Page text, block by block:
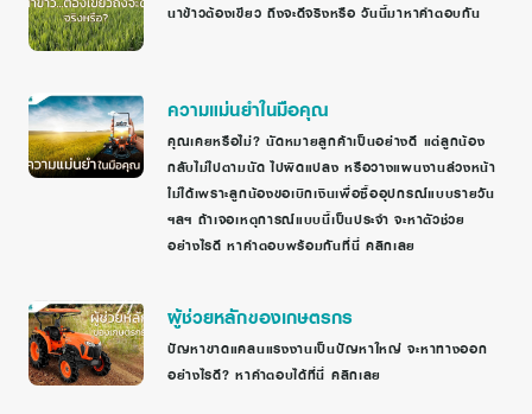
นาข้าวต้องเขียว ถึงจะดีจริงหรือ วันนี้มาหาคำตอบกัน
ความแม่นยำในมือคุณ
คุณเคยหรือไม่? นัดหมายลูกค้าเป็นอย่างดี แต่ลูกน้อง
กลับไม่ไปตามนัด ไปผิดแปลง หรือวางแผนงานล่วงหน้า
ไม่ได้เพราะลูกน้องขอเบิกเงินเพื่อซื้ออุปกรณ์แบบรายวัน
ฯลฯ ถ้าเจอเหตุการณ์แบบนี้เป็นประจำ จะหาตัวช่วย
อย่างไรดี หาคำตอบพร้อมกันที่นี่ คลิกเลย
ผู้ช่วยหลักของเกษตรกร
ปัญหาขาดแคลนแรงงานเป็นปัญหาใหญ่ จะหาทางออก
อย่างไรดี? หาคำตอบได้ที่นี่ คลิกเลย